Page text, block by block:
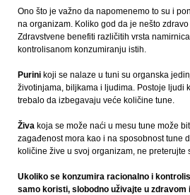
Ono što je važno da napomenemo to su i
na organizam. Koliko god da je nešto
Zdravstvene benefiti različitih vrsta
kontrolisanom konzumiranju istih.
Purini koji se nalaze u tuni su organska
životinjama, biljkama i ljudima. Postoje ljudi
trebalo da izbegavaju veće količine tune.
Živa koja se može naći u mesu tune može
zagađenost mora kao i na sposobnost tune
količine žive u svoj organizam, ne
Ukoliko se konzumira racionalno i
samo koristi, slobodno uživajte u zdravom